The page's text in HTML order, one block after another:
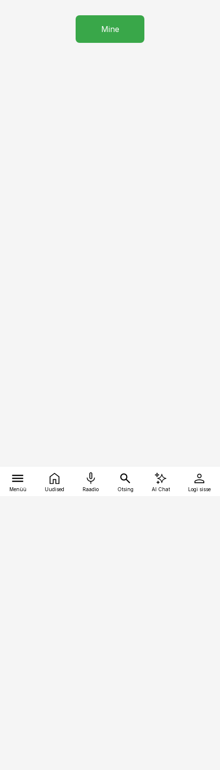
Mine
Menüü Uudised Raadio Otsing AI Chat Logi sisse